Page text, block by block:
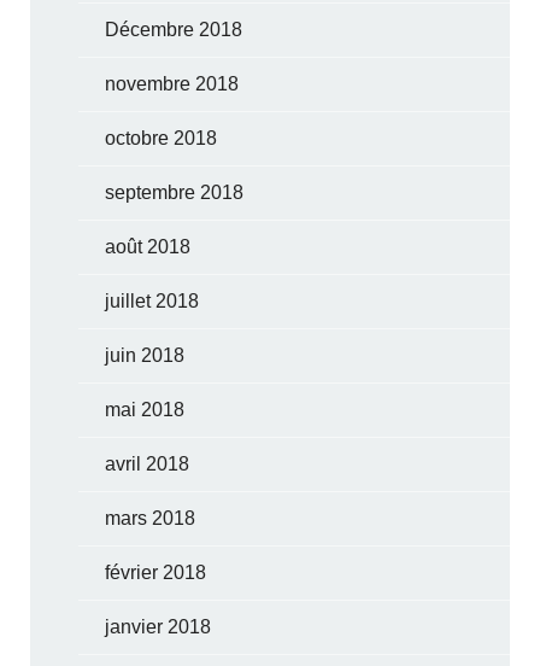
Décembre 2018
novembre 2018
octobre 2018
septembre 2018
août 2018
juillet 2018
juin 2018
mai 2018
avril 2018
mars 2018
février 2018
janvier 2018